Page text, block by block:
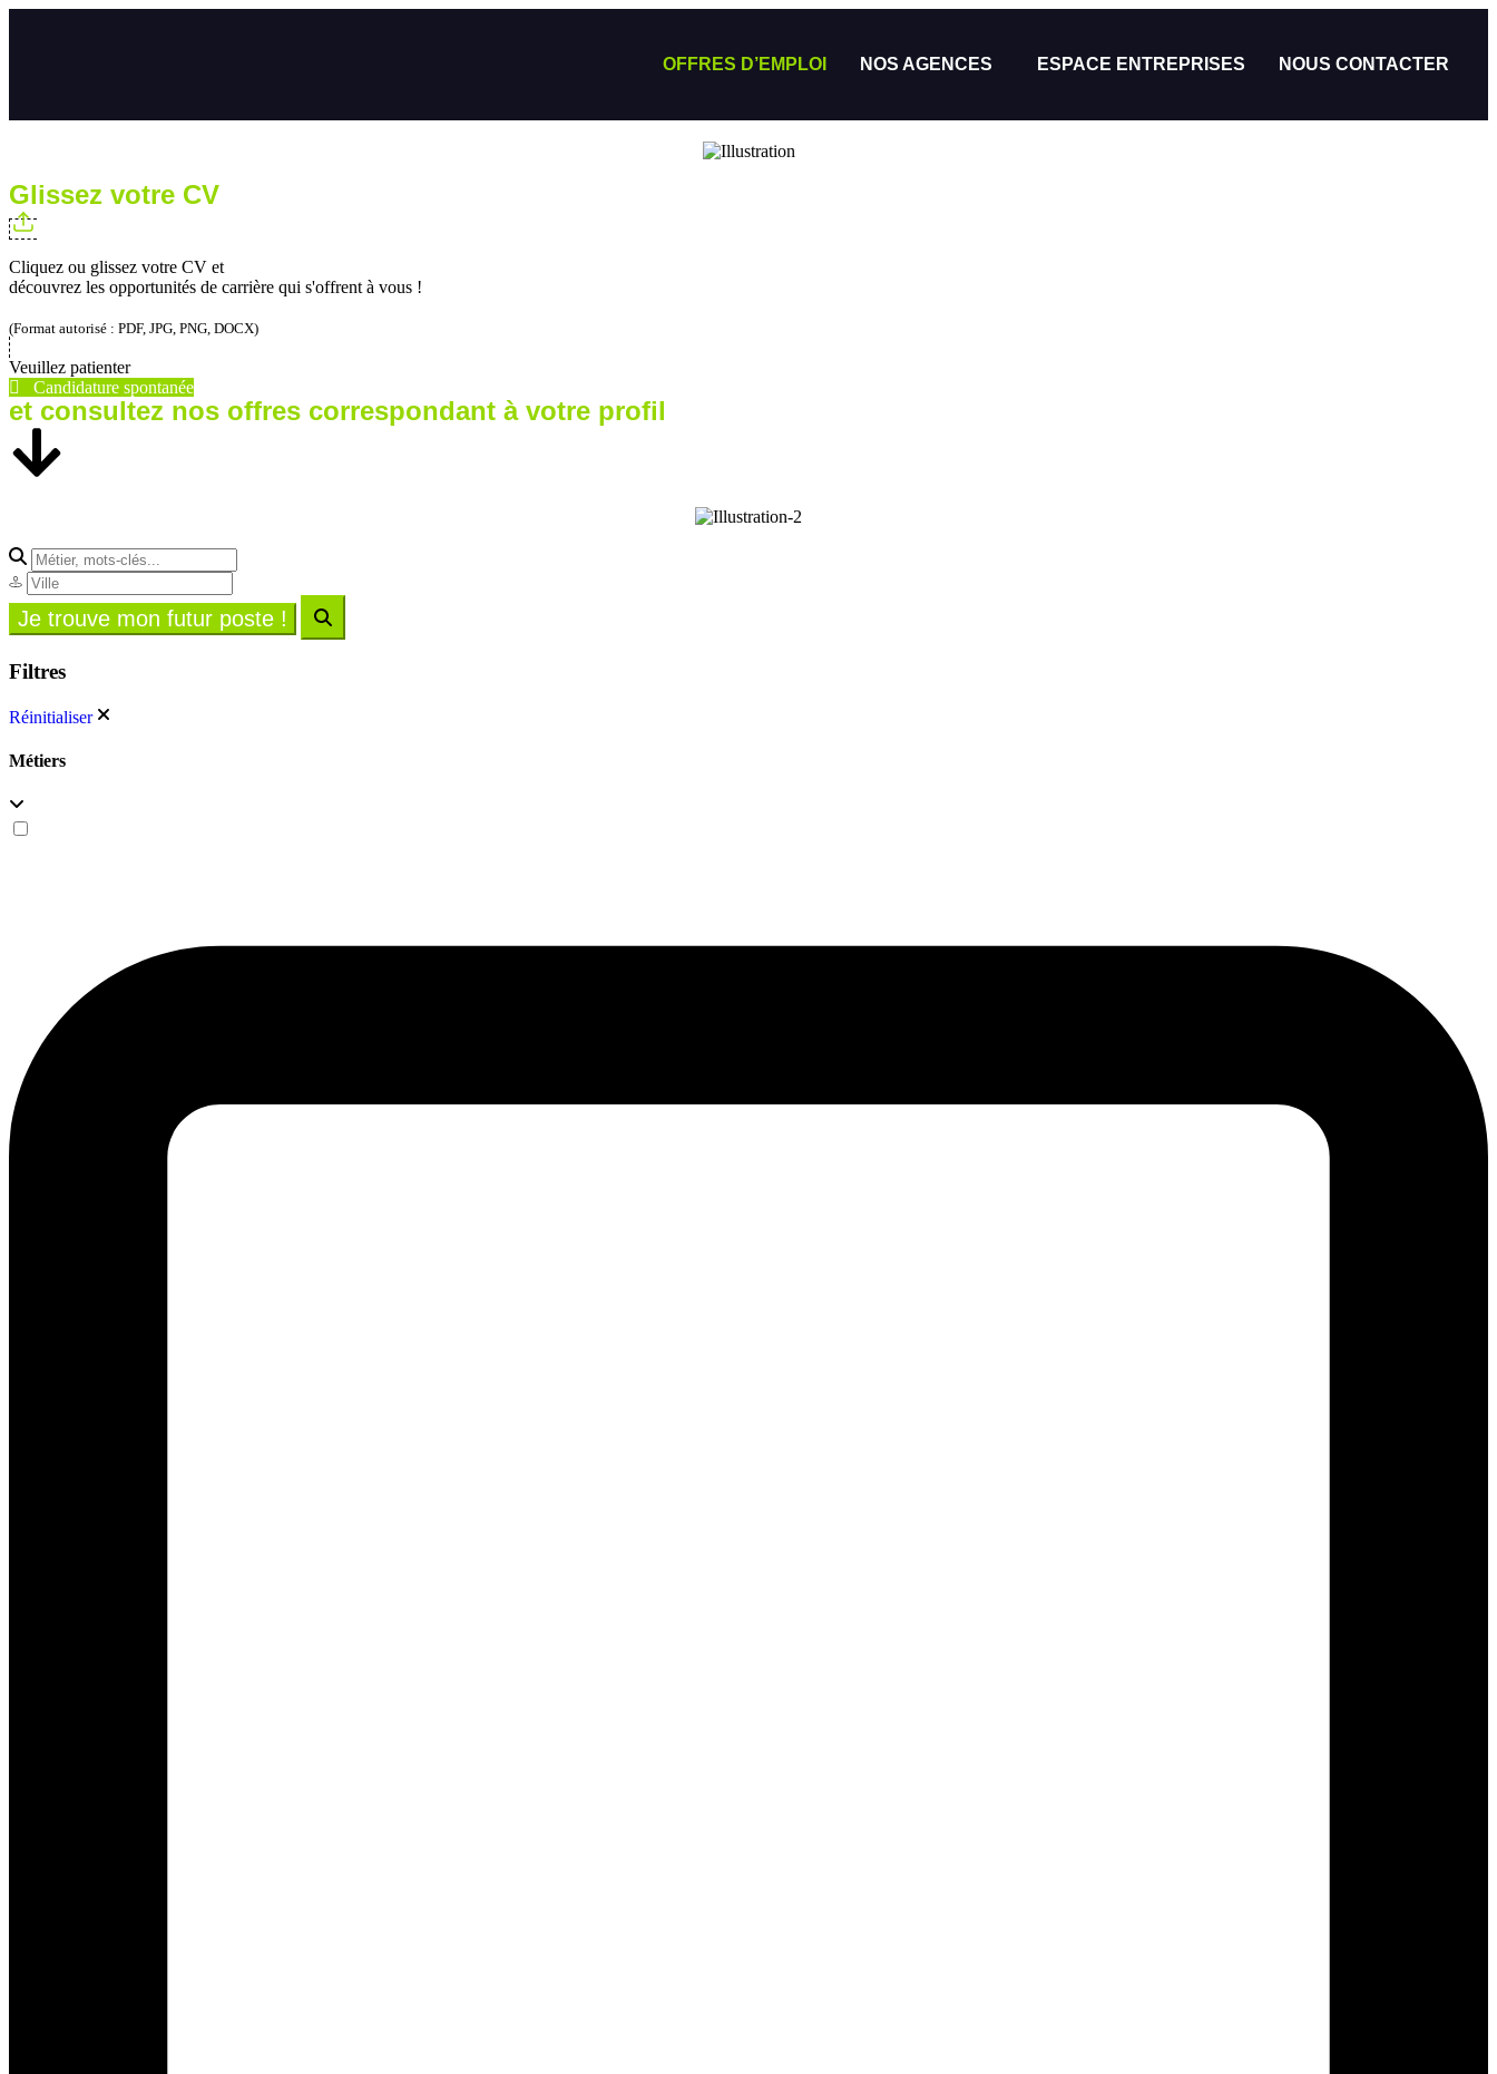
OFFRES D’EMPLOI NOS AGENCES ESPACE ENTREPRISES NOUS CONTACTER
Glissez votre CV
Cliquez ou glissez votre CV et
découvrez les opportunités de carrière qui s'offrent à vous !
(Format autorisé : PDF, JPG, PNG, DOCX)
Veuillez patienter
Candidature spontanée
et consultez nos offres correspondant à votre profil
Filtres
Réinitialiser
Métiers